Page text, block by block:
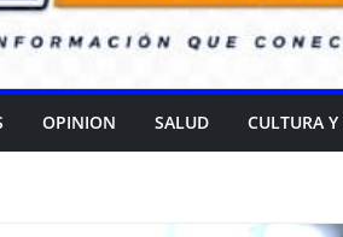
OPINION SALUD CULTURA